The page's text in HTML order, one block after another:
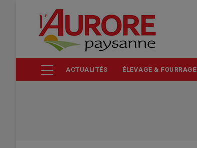
contenu
ACTUALITÉS ÉLEVAGE & FOURRAGE